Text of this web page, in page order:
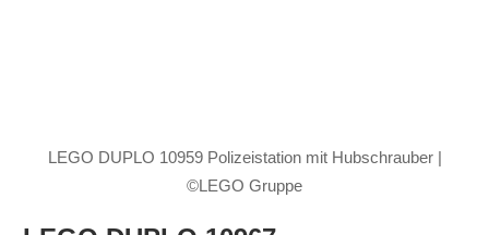
LEGO DUPLO 10959 Polizeistation mit Hubschrauber |
©LEGO Gruppe